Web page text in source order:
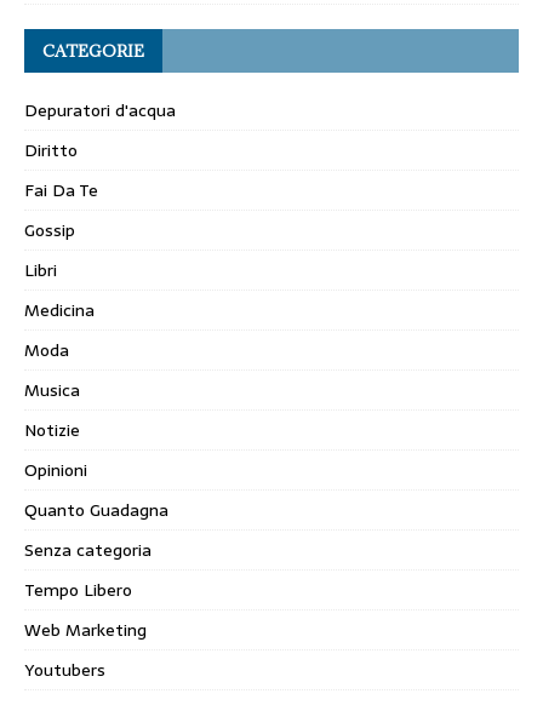
CATEGORIE
Depuratori d'acqua
Diritto
Fai Da Te
Gossip
Libri
Medicina
Moda
Musica
Notizie
Opinioni
Quanto Guadagna
Senza categoria
Tempo Libero
Web Marketing
Youtubers